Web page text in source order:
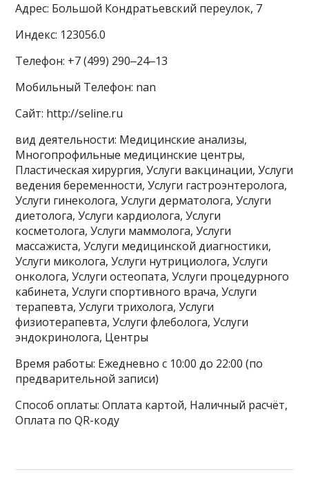
Адрес: Большой Кондратьевский переулок, 7
Индекс: 123056.0
Телефон: +7 (499) 290‒24‒13
Мобильный Телефон: nan
Сайт: http://seline.ru
вид деятельности: Медицинские анализы,
Многопрофильные медицинские центры,
Пластическая хирургия, Услуги вакцинации, Услуги
ведения беременности, Услуги гастроэнтеролога,
Услуги гинеколога, Услуги дерматолога, Услуги
диетолога, Услуги кардиолога, Услуги
косметолога, Услуги маммолога, Услуги
массажиста, Услуги медицинской диагностики,
Услуги миколога, Услуги нутрициолога, Услуги
онколога, Услуги остеопата, Услуги процедурного
кабинета, Услуги спортивного врача, Услуги
терапевта, Услуги трихолога, Услуги
физиотерапевта, Услуги флеболога, Услуги
эндокринолога, Центры
Время работы: Ежедневно с 10:00 до 22:00 (по
предварительной записи)
Способ оплаты: Оплата картой, Наличный расчёт,
Оплата по QR-коду